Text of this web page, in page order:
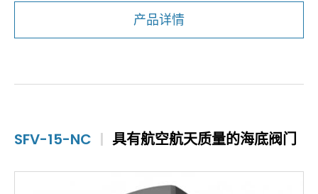
产品详情
SFV-15-NC | 具有航空航天质量的海底阀门